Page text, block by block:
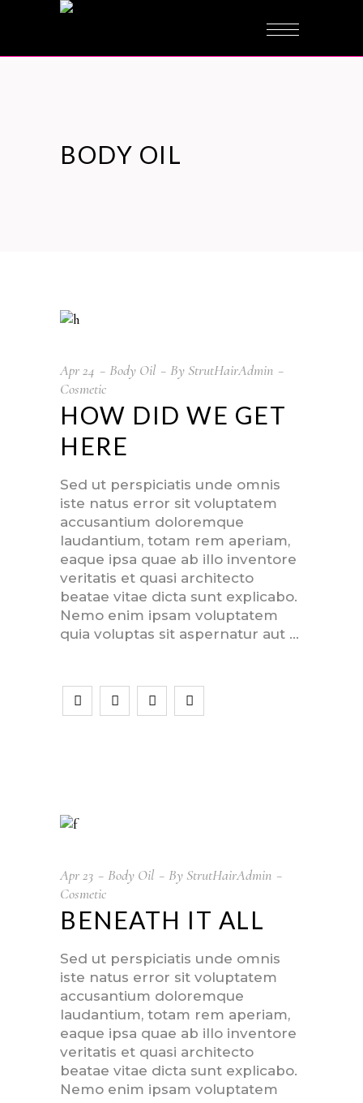
BODY OIL
Apr24 Body Oil By StrutHairAdmin
Cosmetic
HOW DID WE GET
HERE
Sed ut perspiciatis unde omnis
iste natus error sit voluptatem
accusantium doloremque
laudantium, totam rem aperiam,
eaque ipsa quae ab illo inventore
veritatis et quasi architecto
beatae vitae dicta sunt explicabo.
Nemo enim ipsam voluptatem
quia voluptas sit aspernatur aut
Apr23 Body Oil By StrutHairAdmin
Cosmetic
BENEATH IT ALL
Sed ut perspiciatis unde omnis
iste natus error sit voluptatem
accusantium doloremque
laudantium, totam rem aperiam,
eaque ipsa quae ab illo inventore
veritatis et quasi architecto
beatae vitae dicta sunt explicabo.
Nemo enim ipsam voluptatem